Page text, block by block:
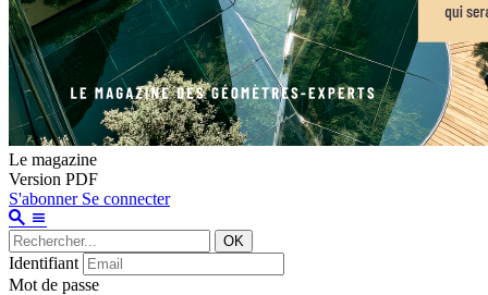
Le magazine
Version PDF
S'abonner Se connecter
OK
Identifiant
Mot de passe